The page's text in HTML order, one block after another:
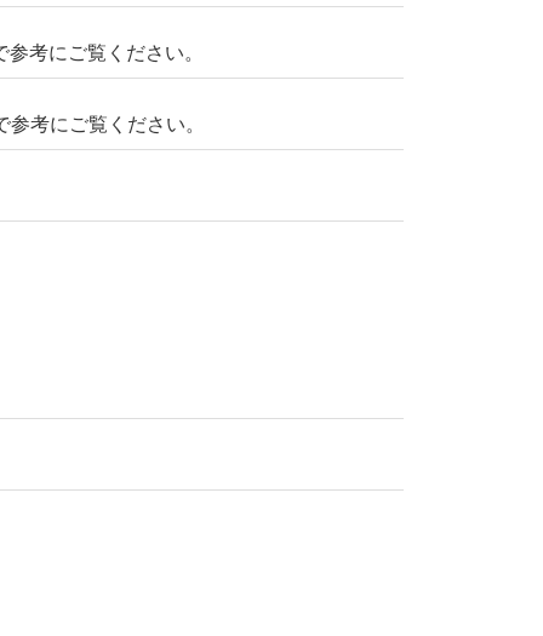
考にご覧ください。
考にご覧ください。